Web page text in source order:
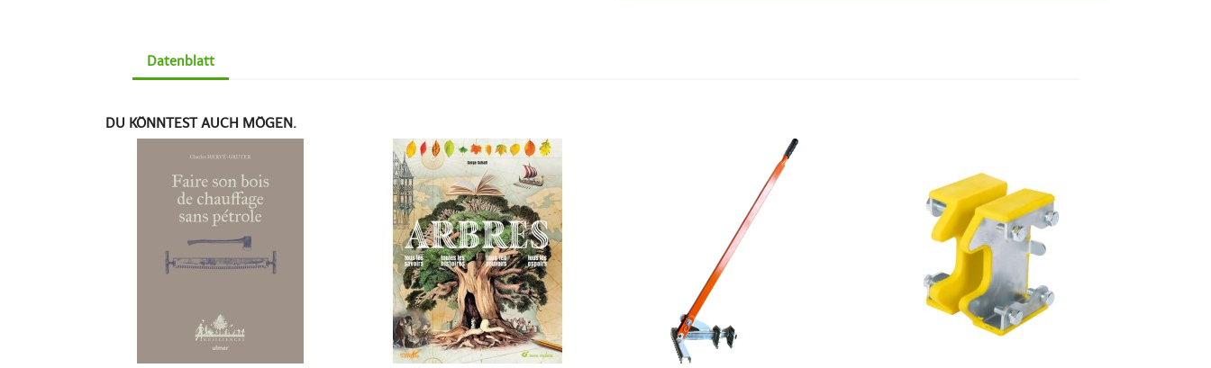
Datenblatt
DU KÖNNTEST AUCH MÖGEN.